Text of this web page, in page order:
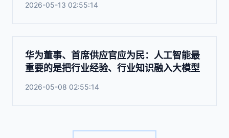
2026-05-13 02:55:14
华为董事、首席供应官应为民：人工智能最
重要的是把行业经验、行业知识融入大模型
2026-05-08 02:55:14